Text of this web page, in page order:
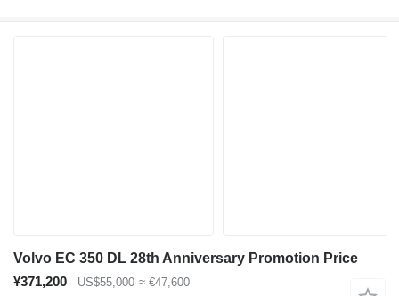
Volvo EC 350 DL 28th Anniversary Promotion Price
¥371,200
US$55,000 ≈ €47,600